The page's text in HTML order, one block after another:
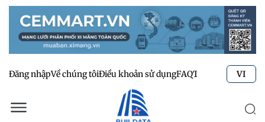
Đăng nhậpVề chúng tôiĐiều khoản sử dụngFAQTư vấn kỹ thuật
VI